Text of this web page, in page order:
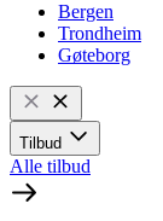
Bergen
Trondheim
Gøteborg
Tilbud
Alle tilbud